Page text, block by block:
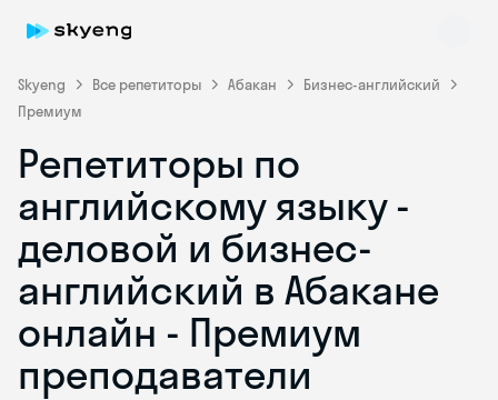
Skyeng Все репетиторы Абакан
Бизнес-английский
Премиум
Репетиторы по
английскому языку -
деловой и бизнес-
английский в Абакане
онлайн - Премиум
преподаватели
Skyeng Chat